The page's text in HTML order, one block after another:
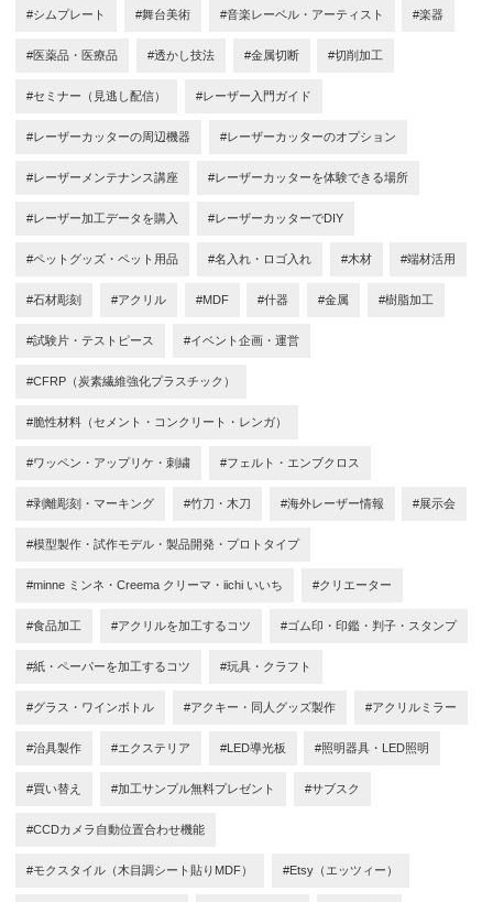
#シムプレート #舞台美術 #音楽レーベル・アーティスト #楽器
#医薬品・医療品 #透かし技法 #金属切断 #切削加工
#セミナー（見逃し配信） #レーザー入門ガイド
#レーザーカッターの周辺機器 #レーザーカッターのオプション
#レーザーメンテナンス講座 #レーザーカッターを体験できる場所
#レーザー加工データを購入 #レーザーカッターでDIY
#ペットグッズ・ペット用品 #名入れ・ロゴ入れ #木材 #端材活用
#石材彫刻 #アクリル #MDF #什器 #金属 #樹脂加工
#試験片・テストピース #イベント企画・運営
#CFRP（炭素繊維強化プラスチック）
#脆性材料（セメント・コンクリート・レンガ）
#ワッペン・アップリケ・刺繍 #フェルト・エンブクロス
#剥離彫刻・マーキング #竹刀・木刀 #海外レーザー情報 #展示会
#模型製作・試作モデル・製品開発・プロトタイプ
#minne ミンネ・Creema クリーマ・iichi いいち #クリエーター
#食品加工 #アクリルを加工するコツ #ゴム印・印鑑・判子・スタンプ
#紙・ペーパーを加工するコツ #玩具・クラフト
#グラス・ワインボトル #アクキー・同人グッズ製作 #アクリルミラー
#治具製作 #エクステリア #LED導光板 #照明器具・LED照明
#買い替え #加工サンプル無料プレゼント #サブスク
#CCDカメラ自動位置合わせ機能
#モクスタイル（木目調シート貼りMDF） #Etsy（エッツィー）